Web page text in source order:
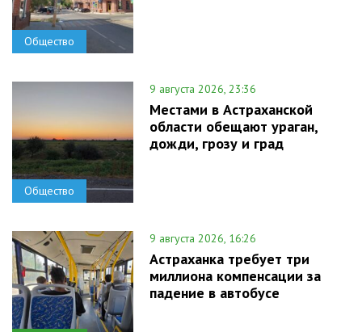
Общество
Общество
9 августа 2026, 23:36
Местами в Астраханской
области обещают ураган,
дожди, грозу и град
9 августа 2026, 16:26
Астраханка требует три
миллиона компенсации за
падение в автобусе